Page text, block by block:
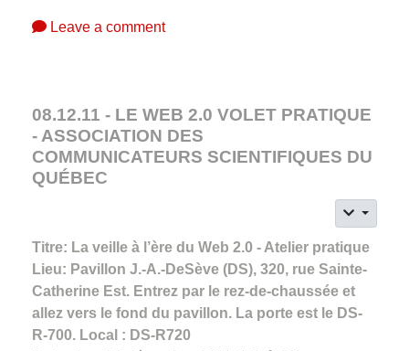
Leave a comment
08.12.11 - LE WEB 2.0 VOLET PRATIQUE
- ASSOCIATION DES
COMMUNICATEURS SCIENTIFIQUES DU
QUÉBEC
Titre: La veille à l’ère du Web 2.0 - Atelier pratique
Lieu: Pavillon J.-A.-DeSève (DS), 320, rue Sainte-
Catherine Est. Entrez par le rez-de-chaussée et
allez vers le fond du pavillon. La porte est le DS-
R-700. Local : DS-R720